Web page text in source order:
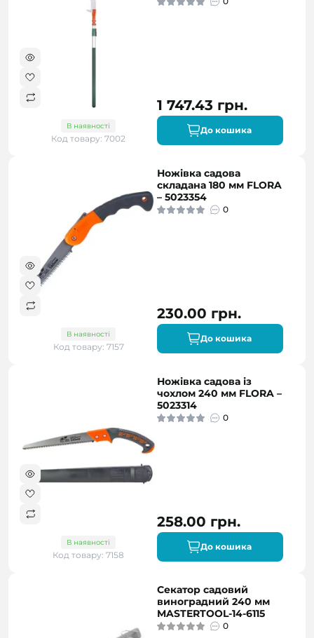
В наявності
Код товару: 7002
1 747.43 грн.
До кошика
В наявності
Код товару: 7157
Ножівка садова
складана 180 мм FLORA
– 5023354
0
230.00 грн.
До кошика
В наявності
Код товару: 7158
Ножівка садова із
чохлом 240 мм FLORA –
5023314
0
258.00 грн.
До кошика
Секатор садовий
виноградний 240 мм
MASTERTOOL-14-6115
0